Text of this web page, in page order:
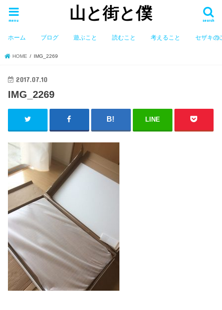
山と街と僕 search
menu
ホーム ブログ 遊ぶこと 読むこと 考えること セザキの
HOME IMG_2269
2017.07.10
IMG_2269
LINE